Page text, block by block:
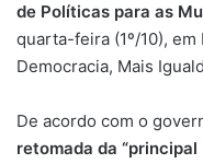
de Políticas para as
quarta-feira (1º/10), em
Democracia, Mais
De acordo com o
retomada da